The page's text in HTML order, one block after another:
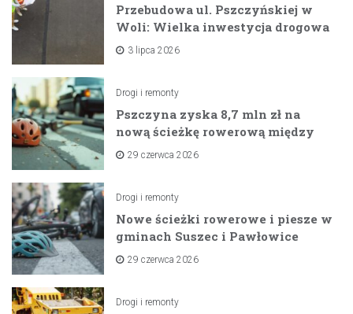
Przebudowa ul. Pszczyńskiej w
Woli: Wielka inwestycja drogowa
na horyzoncie
3 lipca 2026
Drogi i remonty
Pszczyna zyska 8,7 mln zł na
nową ścieżkę rowerową między
zaporami
29 czerwca 2026
Drogi i remonty
Nowe ścieżki rowerowe i piesze w
gminach Suszec i Pawłowice
dzięki unijnemu wsparciu
29 czerwca 2026
Drogi i remonty